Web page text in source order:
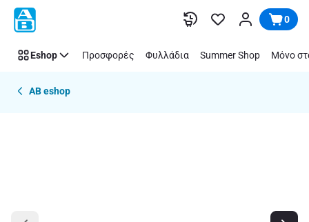
Παράλειψη 0
Eshop Προσφορές Φυλλάδια Summer Shop Μόνο
AB eshop